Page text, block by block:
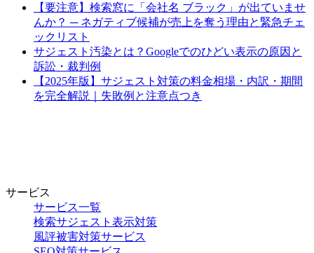
【要注意】検索窓に「会社名 ブラック」が出ていませ
んか？ ─ ネガティブ候補が売上を奪う理由と緊急チェ
ックリスト
サジェスト汚染とは？Googleでのひどい表示の原因と
訴訟・裁判例
【2025年版】サジェスト対策の料金相場・内訳・期間
を完全解説｜失敗例と注意点つき
サービス
サービス一覧
検索サジェスト表示対策
風評被害対策サービス